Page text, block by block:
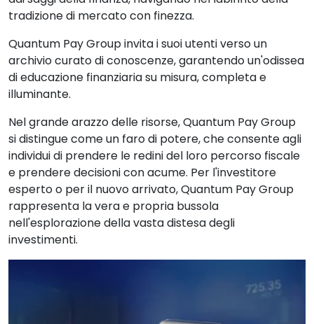
tradizione di mercato con finezza.
Quantum Pay Group invita i suoi utenti verso un
archivio curato di conoscenze, garantendo un'odissea
di educazione finanziaria su misura, completa e
illuminante.
Nel grande arazzo delle risorse, Quantum Pay Group
si distingue come un faro di potere, che consente agli
individui di prendere le redini del loro percorso fiscale
e prendere decisioni con acume. Per l'investitore
esperto o per il nuovo arrivato, Quantum Pay Group
rappresenta la vera e propria bussola
nell'esplorazione della vasta distesa degli
investimenti.